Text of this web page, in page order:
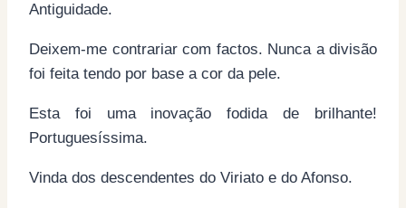
Antiguidade.
Deixem-me contrariar com factos. Nunca a divisão
foi feita tendo por base a cor da pele.
Esta foi uma inovação fodida de brilhante!
Portuguesíssima.
Vinda dos descendentes do Viriato e do Afonso.